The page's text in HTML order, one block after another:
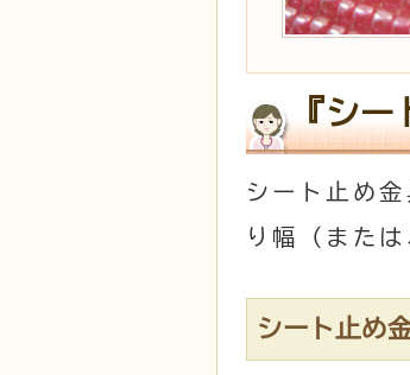
『シ
シート止め
り幅（また
シート止め